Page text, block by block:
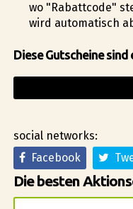
wo "Rabattcode"
wird automatisch
Diese Gutscheine
social networks:
Facebook
Die besten